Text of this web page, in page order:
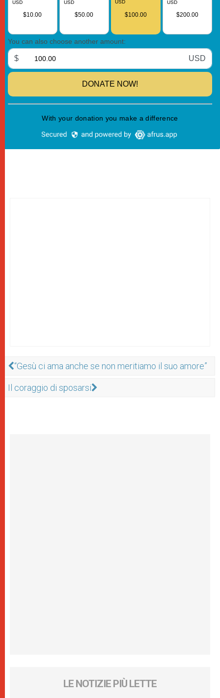
“Gesù ci ama anche se non meritiamo il suo amore”
Il coraggio di sposarsi
LE NOTIZIE PIÙ LETTE